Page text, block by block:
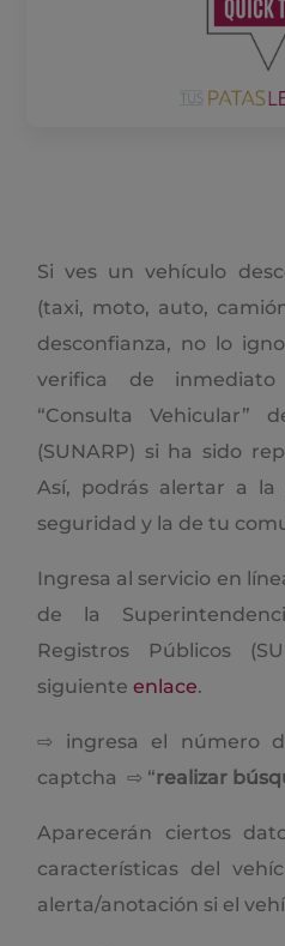
Si ves un vehículo
(taxi, moto, auto,
desconfianza, no lo
verifica de
“Consulta Vehicular”
(SUNARP) si ha sido
Así, podrás alertar a
seguridad y la de tu
Ingresa al servicio en
de la
Registros Públicos
siguienteenlace.
⇨ ingresa el número
captcha ⇨ “realizar
Aparecerán ciertos
características del
alerta/anotación si el